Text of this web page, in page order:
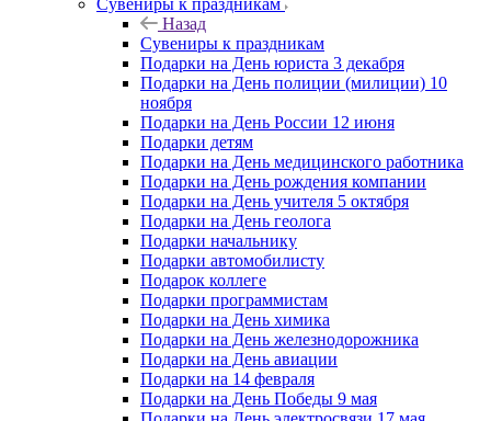
Сувениры к праздникам
Назад
Сувениры к праздникам
Подарки на День юриста 3 декабря
Подарки на День полиции (милиции) 10
ноября
Подарки на День России 12 июня
Подарки детям
Подарки на День медицинского работника
Подарки на День рождения компании
Подарки на День учителя 5 октября
Подарки на День геолога
Подарки начальнику
Подарки автомобилисту
Подарок коллеге
Подарки программистам
Подарки на День химика
Подарки на День железнодорожника
Подарки на День авиации
Подарки на 14 февраля
Подарки на День Победы 9 мая